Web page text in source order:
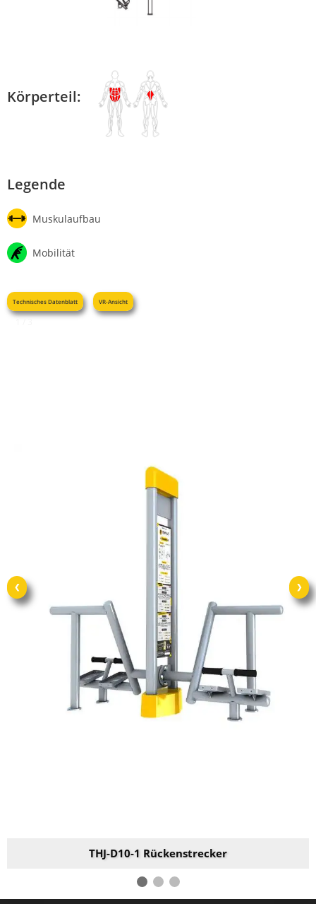
Körperteil:
Legende
Muskulaufbau
Mobilität
Technisches Datenblatt VR-Ansicht
THJ-D10-1 Rückenstrecker
❮ ❯